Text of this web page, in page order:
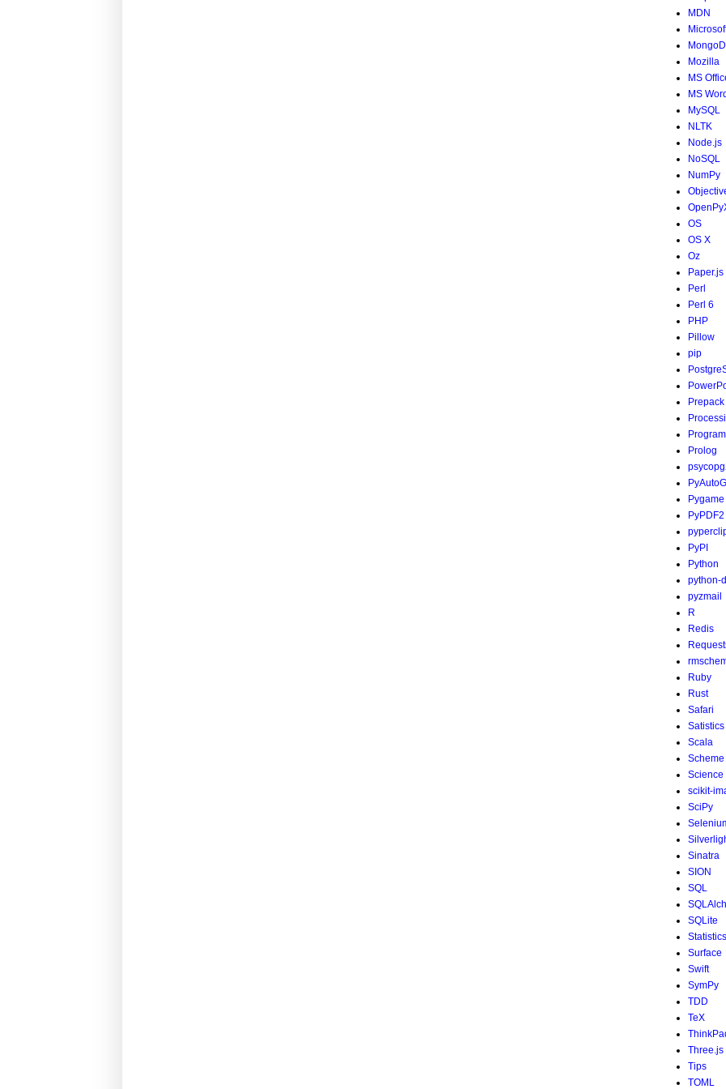
MDN
Mozilla
MS
MS Word
MySQL
NLTK
Node.js
NoSQL
NumPy
OS
OS X
Oz
Paper.js
Perl
Perl 6
PHP
Pillow
pip
Prepack
Prolog
Pygame
PyPDF2
PyPI
Python
python-
pyzmail
R
Redis
Ruby
Rust
Safari
Satistics
Scala
Scheme
Science
scikit-
SciPy
Sinatra
SION
SQL
SQLite
Statistics
Surface
Swift
SymPy
TDD
TeX
Three.js
Tips
TOML